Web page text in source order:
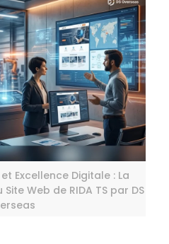
Excellence Digitale : La
Web de RIDA TS par DS